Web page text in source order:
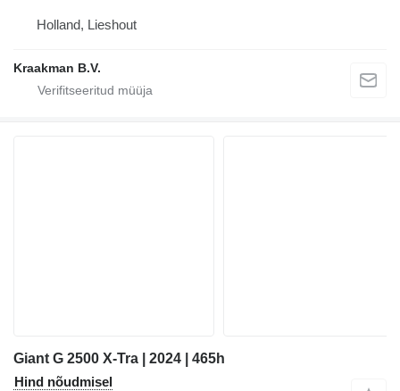
Holland, Lieshout
Kraakman B.V.
Giant G 2500 X-Tra | 2024 | 465h
Hind nõudmisel